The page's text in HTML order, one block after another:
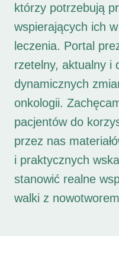
którzy potrzebują
wspierających ich
leczenia. Portal
rzetelny, aktualny i
dynamicznych
onkologii.
pacjentów do
przez nas
i praktycznych
stanowić realne
walki z